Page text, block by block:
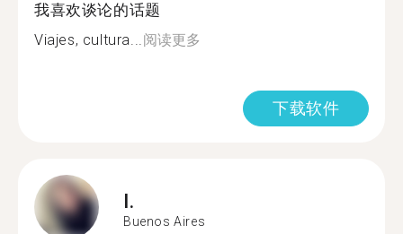
我喜欢谈论的话题
Viajes, cultura...阅读更多
下载软件
I.
Buenos Aires